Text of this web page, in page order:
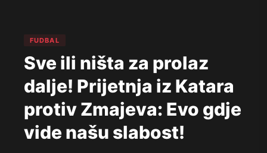
FUDBAL
Sve ili ništa za prolaz
dalje! Prijetnja iz Katara
protiv Zmajeva: Evo gdje
vide našu slabost!